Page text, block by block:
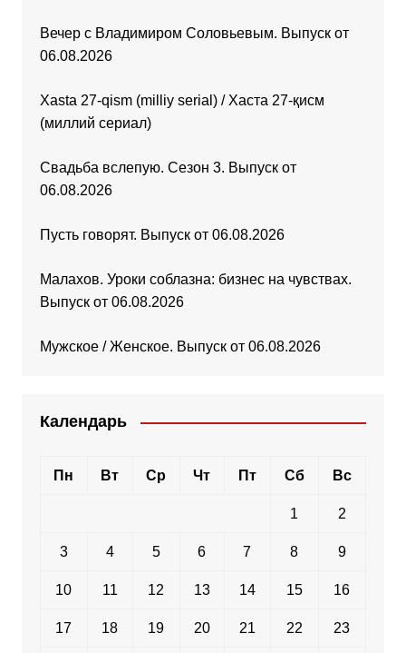
Вечер с Владимиром Соловьевым. Выпуск от
06.08.2026
Xasta 27-qism (milliy serial) / Хаста 27-қисм
(миллий сериал)
Свадьба вслепую. Сезон 3. Выпуск от
06.08.2026
Пусть говорят. Выпуск от 06.08.2026
Малахов. Уроки соблазна: бизнес на чувствах.
Выпуск от 06.08.2026
Мужское / Женское. Выпуск от 06.08.2026
Календарь
Пн Вт Ср Чт Пт Сб Вс
1 2
3 4 5 6 7 8 9
10 11 12 13 14 15 16
17 18 19 20 21 22 23